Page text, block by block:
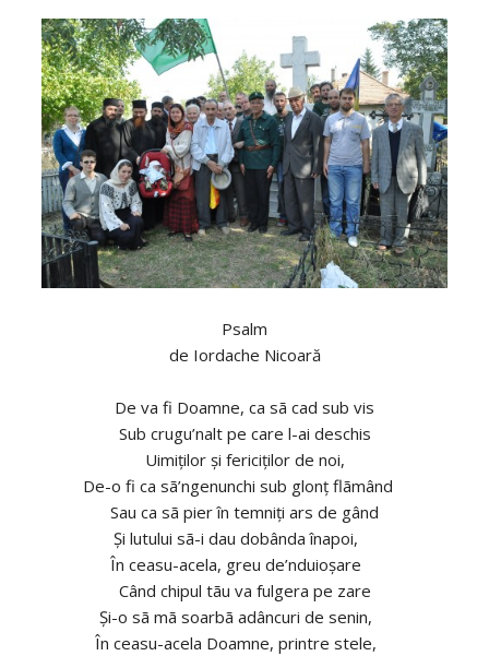
Psalm
de Iordache Nicoară
De va fi Doamne, ca sã cad sub vis
Sub crugu’nalt pe care l-ai deschis
Uimiţilor şi fericiţilor de noi,
De-o fi ca sã’ngenunchi sub glonţ flãmând
Sau ca sã pier în temniţi ars de gând
Şi lutului sã-i dau dobânda înapoi,
În ceasu-acela, greu de’nduioşare
Când chipul tãu va fulgera pe zare
Şi-o sã mã soarbã adâncuri de senin,
În ceasu-acela Doamne, printre stele,